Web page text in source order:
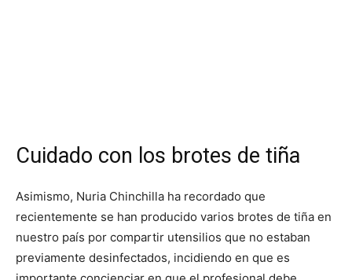
Cuidado con los brotes de tiña
Asimismo, Nuria Chinchilla ha recordado que
recientemente se han producido varios brotes de tiña en
nuestro país por compartir utensilios que no estaban
previamente desinfectados, incidiendo en que es